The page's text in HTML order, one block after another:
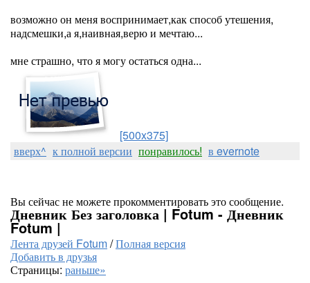
возможно он меня воспринимает,как способ утешения,
надсмешки,а я,наивная,верю и мечтаю...
мне страшно, что я могу остаться одна...
[500x375]
вверх^ к полной версии понравилось! в evernote
Вы сейчас не можете прокомментировать это сообщение.
Дневник Без заголовка | Fotum - Дневник
Fotum |
Лента друзей Fotum/Полная версия
Добавить в друзья
Страницы: раньше»